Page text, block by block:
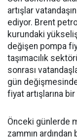
artışlar
ediyor. Brent
kurundaki
değişen pompa
taşımacılık
sonrası
gün
fiyat artışlarına
Önceki günlerde
zammın